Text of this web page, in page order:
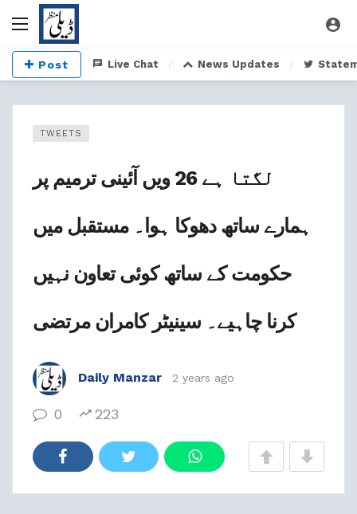
Post Live Chat News Updates
TWEETS
لگتا ہے 26 ویں آئینی ترمیم پر
ہمارے ساتھ دھوکا ہوا۔ مستقبل میں
حکومت کے ساتھ کوئی تعاون نہیں
کرنا چاہیے۔ سینیٹر کامران مرتضی
Daily Manzar 2 years ago
0 223